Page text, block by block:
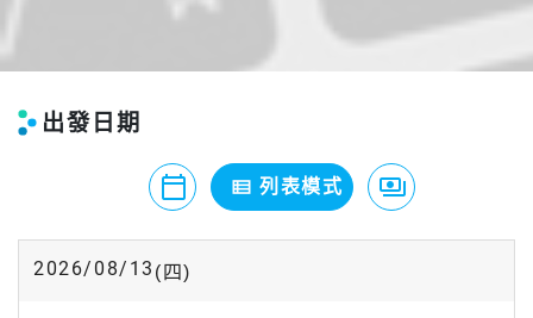
出發日期
calendar_today
月曆模式
view_list
列表模式 payments
價格模式
2026/08/13 (四)